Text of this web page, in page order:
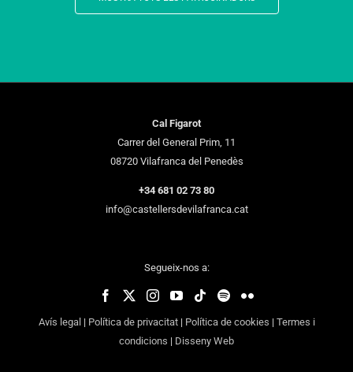
Cal Figarot
Carrer del General Prim, 11
08720 Vilafranca del Penedès
+34 681 02 73 80
info@castellersdevilafranca.cat
Segueix-nos a:
Avís legal | Política de privacitat| Política de cookies | Termes i
condicions | Disseny Web